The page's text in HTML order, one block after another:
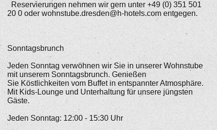
Reservierungen nehmen wir gern unter +49 (0) 351 501
20 0 oder wohnstube.dresden@h-hotels.com entgegen.
Sonntagsbrunch
Jeden Sonntag verwöhnen wir Sie in unserer Wohnstube
mit unserem Sonntagsbrunch. Genießen
Sie Köstlichkeiten vom Buffet in entspannter Atmosphäre.
Mit Kids-Lounge und Unterhaltung für unsere jüngsten
Gäste.
Jeden Sonntag: 12:00 - 15:30 Uhr